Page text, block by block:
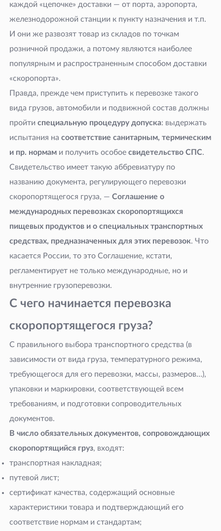
каждой «цепочке» доставки — от порта, аэропорта,
железнодорожной станции к пункту назначения и т.п.
И они же развозят товар из складов по точкам
розничной продажи, а потому являются наиболее
популярным и распространенным способом доставки
«скоропорта».
Правда, прежде чем приступить к перевозке такого
вида грузов, автомобили и подвижной состав должны
пройти специальную процедуру допуска: выдержать
испытания на соответствие санитарным, термическим
и пр. нормами получить особое свидетельство СПС.
Свидетельство имеет такую аббревиатуру по
названию документа, регулирующего перевозки
скоропортящегося груза, — Соглашение о
международных перевозках скоропортящихся
пищевых продуктов и о специальных транспортных
средствах, предназначенных для этих перевозок. Что
касается России, то это Соглашение, кстати,
регламентирует не только международные, но и
внутренние грузоперевозки.
С чего начинается перевозка
скоропортящегося груза?
С правильного выбора транспортного средства (в
зависимости от вида груза, температурного режима,
требующегося для его перевозки, массы, размеров…),
упаковки и маркировки, соответствующей всем
требованиям, и подготовки сопроводительных
документов.
В число обязательных документов, сопровождающих
скоропортящийся груз, входят:
транспортная накладная;
путевой лист;
сертификат качества, содержащий основные
характеристики товара и подтверждающий его
соответствие нормам и стандартам;